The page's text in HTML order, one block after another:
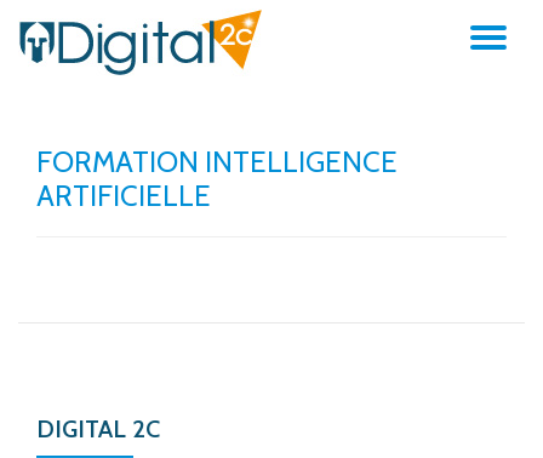
Aller
FORMATION INTELLIGENCE
ARTIFICIELLE
DIGITAL 2C